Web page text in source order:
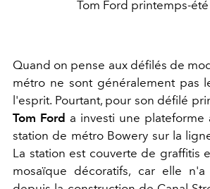
Tom Ford printemps-
Quand on pense aux défilés de
métro ne sont généralement pas
l'esprit. Pourtant, pour son défilé
Tom Ford a investi une plateforme
station de métro Bowery sur la
La station est couverte de graffitis
mosaïque décoratifs, car elle